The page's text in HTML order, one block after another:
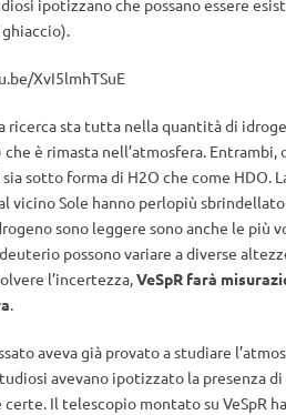
ipotizzano che possano essere
XvI5lmhTSuE
ricerca sta tutta nella quantità di
è rimasta nell’atmosfera.
sia sotto forma di H2O che come HDO.
vicino Sole hanno perlopiù
sono leggere sono anche le più
possono variare a diverse
l’incertezza,VeSpR farà
.
aveva già provato a studiare
avevano ipotizzato la presenza
certe. Il telescopio montato su VeSpR